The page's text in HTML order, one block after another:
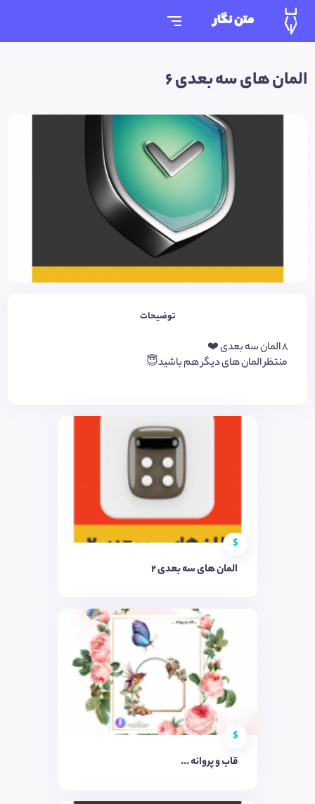
متن نگار
المان های سه بعدی 6
توضیحات
8 المان سه بعدی ❤️
منتظر المان های دیگر هم باشید😇
$
المان های سه بعدی 2
$
قاب و پروانه ...